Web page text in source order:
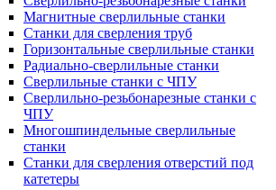
Магнитные сверлильные станки
Станки для сверления труб
Горизонтальные сверлильные станки
Радиально-сверлильные станки
Сверлильные станки с ЧПУ
Сверлильно-резьбонарезные станки с
ЧПУ
Многошпиндельные сверлильные
станки
Станки для сверления отверстий под
катетеры